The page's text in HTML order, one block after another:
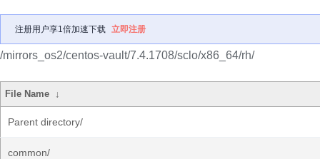
注册用户享1倍加速下载 立即注册
/mirrors_os2/centos-vault/7.4.1708/sclo/x86_64/rh/
File Name ↓
Parent directory/
common/